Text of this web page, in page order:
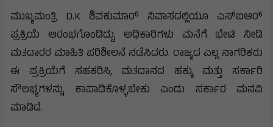
ಮುಖ್ಯಮಂತ್ರಿ D.K ಶಿವಕುಮಾರ್ ನಿವಾಸದಲ್ಲಿಯೂ ಎಸ್‌ಐಆರ್
ಪ್ರಕ್ರಿಯೆ ಆರಂಭಗೊಂಡಿದ್ದು, ಅಧಿಕಾರಿಗಳು ಮನೆಗೆ ಭೇಟಿ ನೀಡಿ
ಮತದಾರರ ಮಾಹಿತಿ ಪರಿಶೀಲನೆ ನಡೆಸಿದರು. ರಾಜ್ಯದ ಎಲ್ಲ ನಾಗರಿಕರು
ಈ ಪ್ರಕ್ರಿಯೆಗೆ ಸಹಕರಿಸಿ, ಮತದಾನದ ಹಕ್ಕು ಮತ್ತು ಸರ್ಕಾರಿ
ಸೌಲಭ್ಯಗಳನ್ನು ಕಾಪಾಡಿಕೊಳ್ಳಬೇಕು ಎಂದು ಸರ್ಕಾರ ಮನವಿ
ಮಾಡಿದೆ.